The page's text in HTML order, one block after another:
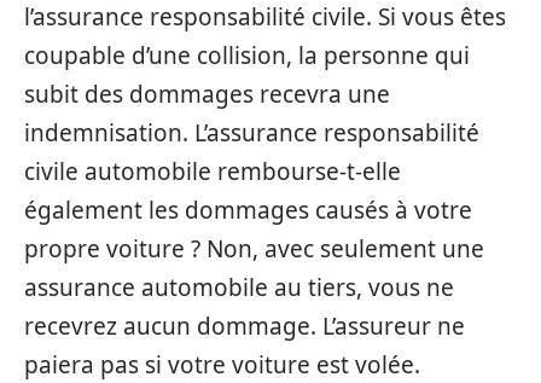
l’assurance responsabilité civile. Si vous êtes
coupable d’une collision, la personne qui
subit des dommages recevra une
indemnisation. L’assurance responsabilité
civile automobile rembourse-t-elle
également les dommages causés à votre
propre voiture ? Non, avec seulement une
assurance automobile au tiers, vous ne
recevrez aucun dommage. L’assureur ne
paiera pas si votre voiture est volée.